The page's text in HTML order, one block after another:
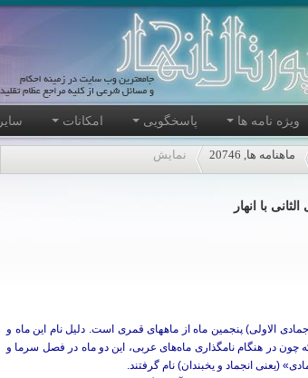
ویژه نامه ها پاسخگویی امکانات سایر
ماهنامه ها, 20746 نمایش
با انهار
الاولی) پنجمین ماه از ماههای قمری است. دلیل نام این ماه و
چون در هنگام نامگذاری ماه‌های عربی، این دو ماه در فصل سرما و
(یعنی انجماد و یخبندان) نام گرفتند.